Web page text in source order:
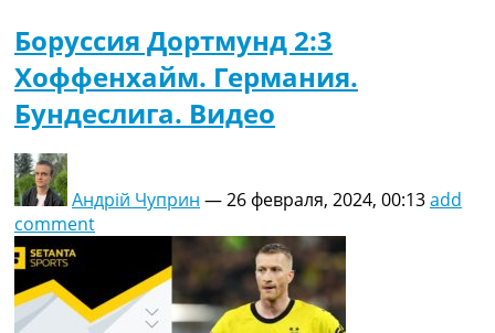
Боруссия Дортмунд 2:3
Хоффенхайм. Германия.
Бундеслига. Видео
Андрій Чуприн —26 февраля, 2024, 00:13add
comment